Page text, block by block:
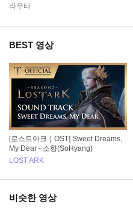
라푸타
BEST 영상
[로스트아크｜OST] Sweet Dreams,
My Dear - 소향(SoHyang)
LOST ARK
비슷한 영상